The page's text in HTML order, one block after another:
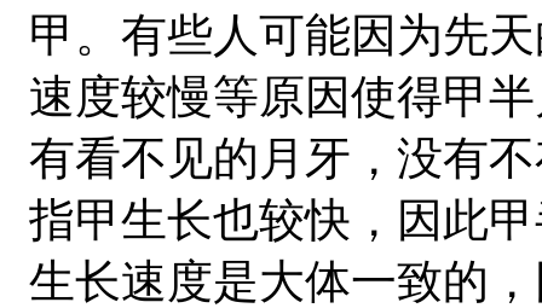
甲。有些人可能因为先
速度较慢等原因使得甲
有看不见的月牙，没有
指甲生长也较快，因此
生长速度是大体一致的